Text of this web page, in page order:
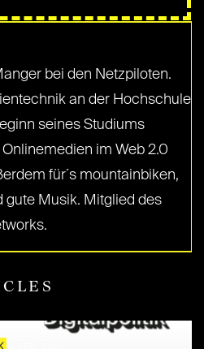
bei den Netzpiloten.
an der Hochschule
seines Studiums
im Web 2.0
für´s mountainbiken,
gute Musik. Mitglied des